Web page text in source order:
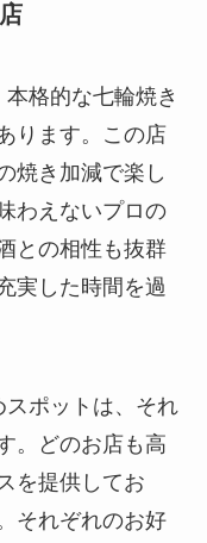
格的な七輪焼き
ります。この店
焼き加減で楽し
わえないプロの
との相性も抜群
実した時間を過
スポットは、それ
。どのお店も高
を提供してお
それぞれのお好